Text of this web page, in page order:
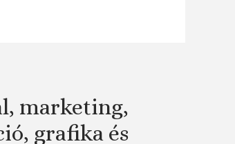
marketing,
grafika és